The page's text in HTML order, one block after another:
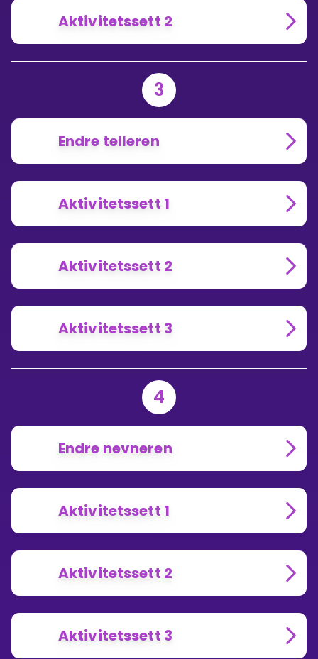
Aktivitetssett 2
3
Endre telleren
Aktivitetssett 1
Aktivitetssett 2
Aktivitetssett 3
4
Endre nevneren
Aktivitetssett 1
Aktivitetssett 2
Aktivitetssett 3